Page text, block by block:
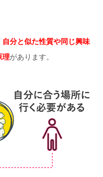
自分と似た性質や同じ興味
理があります。